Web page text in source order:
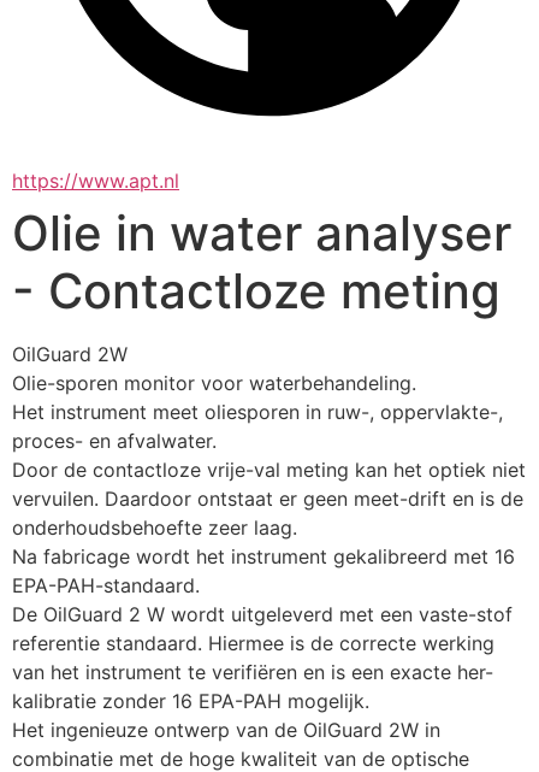
https://www.apt.nl
Olie in water analyser
- Contactloze meting
OilGuard 2W
Olie-sporen monitor voor waterbehandeling.
Het instrument meet oliesporen in ruw-, oppervlakte-,
proces- en afvalwater.
Door de contactloze vrije-val meting kan het optiek niet
vervuilen. Daardoor ontstaat er geen meet-drift en is de
onderhoudsbehoefte zeer laag.
Na fabricage wordt het instrument gekalibreerd met 16
EPA-PAH-standaard.
De OilGuard 2 W wordt uitgeleverd met een vaste-stof
referentie standaard. Hiermee is de correcte werking
van het instrument te verifiëren en is een exacte her-
kalibratie zonder 16 EPA-PAH mogelijk.
Het ingenieuze ontwerp van de OilGuard 2W in
combinatie met de hoge kwaliteit van de optische